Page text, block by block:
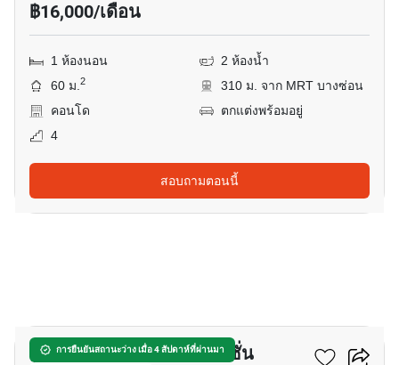
฿16,000/เดือน
1 ห้องนอน
2 ห้องน้ำ
60 ม.2
310 ม. จาก MRT บางซ่อน
คอนโด
ตกแต่งพร้อมอยู่
4
สอบถามตอนนี้
การยืนยันสถานะว่าง เมื่อ 4 สัปดาห์ที่ผ่านมา
ยู ดีไลท์ แอท บางซ่อน สเตชั่น